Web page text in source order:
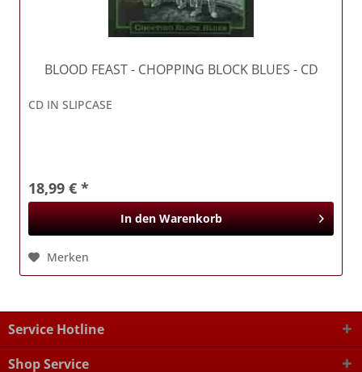
BLOOD FEAST- CHOPPING BLOCK BLUES - CD
CD IN SLIPCASE
18,99 € *
In den Warenkorb
Merken
Service Hotline
Shop Service